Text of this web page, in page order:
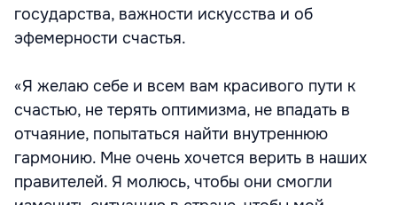
государства, важности искусства и об
эфемерности счастья.
«Я желаю себе и всем вам красивого пути к
счастью, не терять оптимизма, не впадать в
отчаяние, попытаться найти внутреннюю
гармонию. Мне очень хочется верить в наших
правителей. Я молюсь, чтобы они смогли